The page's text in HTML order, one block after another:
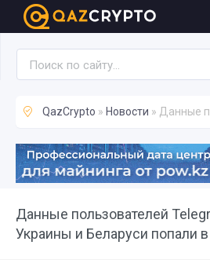
QazCrypto » Новости » Данные пользователей
Данные пользователей
Украины и Беларуси попали
Новости